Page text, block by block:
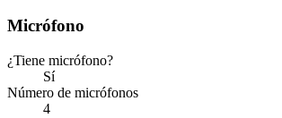
Micrófono
¿Tiene micrófono?
Sí
Número de micrófonos
4